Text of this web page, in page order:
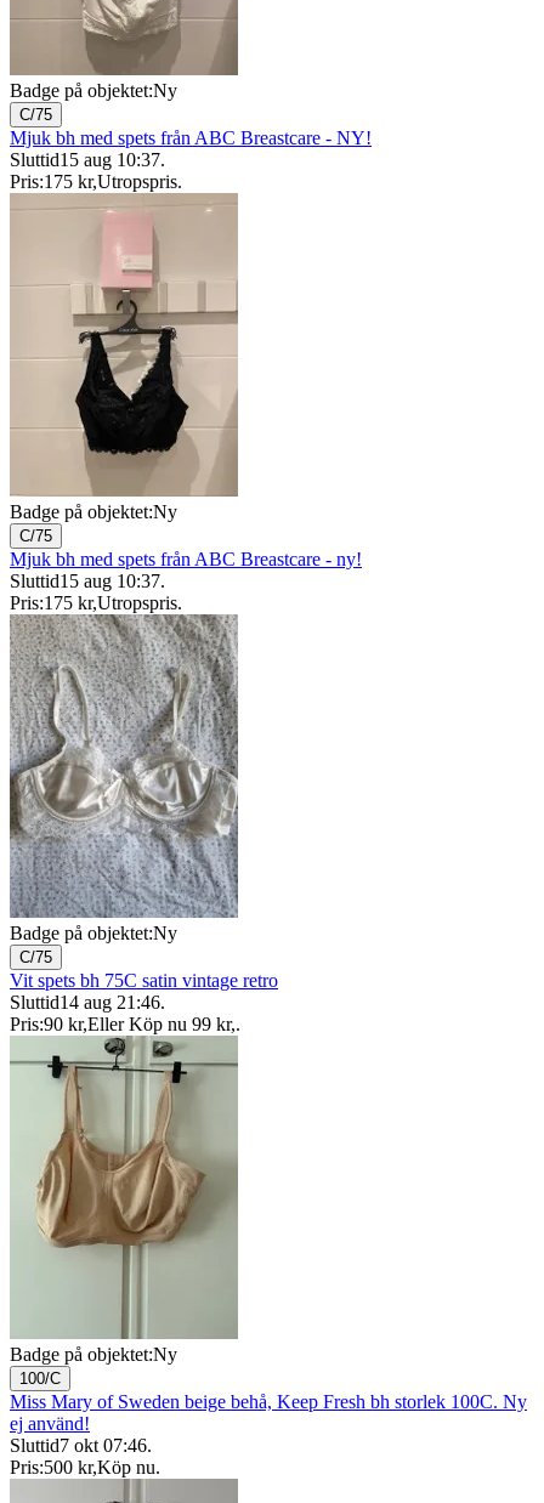
Badge på objektet:Ny
C/75
Mjuk bh med spets från ABC Breastcare - NY!
Sluttid15 aug 10:37.
Pris:175 kr,Utropspris.
Badge på objektet:Ny
C/75
Mjuk bh med spets från ABC Breastcare - ny!
Sluttid15 aug 10:37.
Pris:175 kr,Utropspris.
Badge på objektet:Ny
C/75
Vit spets bh 75C satin vintage retro
Sluttid14 aug 21:46.
Pris:90 kr,Eller Köp nu 99 kr,.
Badge på objektet:Ny
100/C
Miss Mary of Sweden beige behå, Keep Fresh bh storlek 100C. Ny
ej använd!
Sluttid7 okt 07:46.
Pris:500 kr,Köp nu.